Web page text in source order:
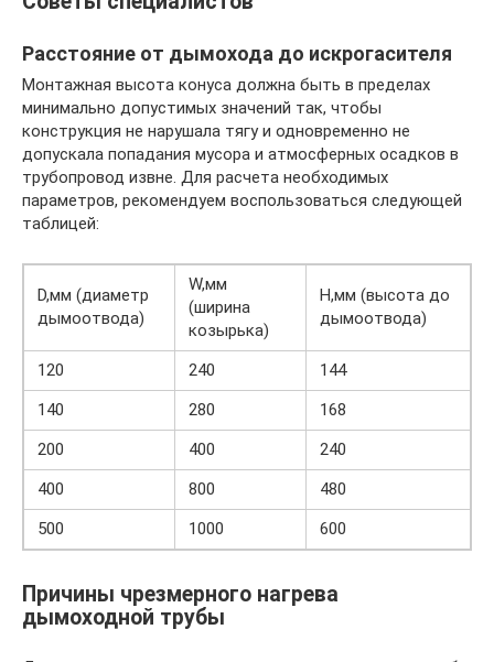
Расстояние от дымохода до искрогасителя
Монтажная высота конуса должна быть в пределах
минимально допустимых значений так, чтобы
конструкция не нарушала тягу и одновременно не
допускала попадания мусора и атмосферных осадков в
трубопровод извне. Для расчета необходимых
параметров, рекомендуем воспользоваться следующей
таблицей:
D,мм (диаметр
дымоотвода)
W,мм
(ширина
козырька)
H,мм (высота до
дымоотвода)
120 240
144
140
280
168
200
400
240
400
800
480
500
1000 600
Причины чрезмерного нагрева
дымоходной трубы